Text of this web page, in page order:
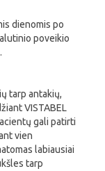
dienomis po
poveikio
tarp antakių,
VISTABEL
gali patirti
vien
labiausiai
tarp